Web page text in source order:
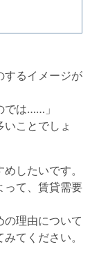
するイメージが
では……」
ことでしょ
したいです。
って、賃貸需要
の理由について
てください。